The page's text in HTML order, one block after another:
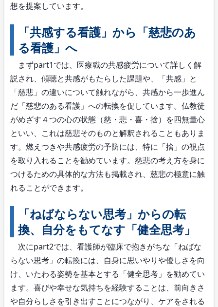
想を提案しています。
「共感する看護」から「慈悲のあ
る看護」へ
まずpart1では、医療職の共感疲労について詳しく解
説され、傾聴と共感がもたらした課題や、「共感」と
「慈悲」の違いについて触れながら、共感から一歩進ん
だ「慈悲のある看護」への転換を促しています。仏教徒
がめざす４つの心の状態（慈・悲・喜・捨）を四無量心
といい、これは慈悲そのものと解釈されることもありま
す。燃えつきや共感疲労の予防には、特に「捨」の視点
を取り入れることを勧めています。慈悲の考え方を身に
つけるための具体的な方法も掲載され、慈悲の極意に触
れることができます。
「ねばならない思考」からの転
換、自分をもてなす「健全思考」
次にpart2では、看護師が臨床で抱きがちな「ねばな
らない思考」の転換には、自身に思いやりや優しさを向
け、いたわる姿勢を基本とする「健全思考」を勧めてい
ます。喜びや幸せな気持ちを経験することは、前向きさ
や自分らしさを引き出すことにつながり、ケアをされる